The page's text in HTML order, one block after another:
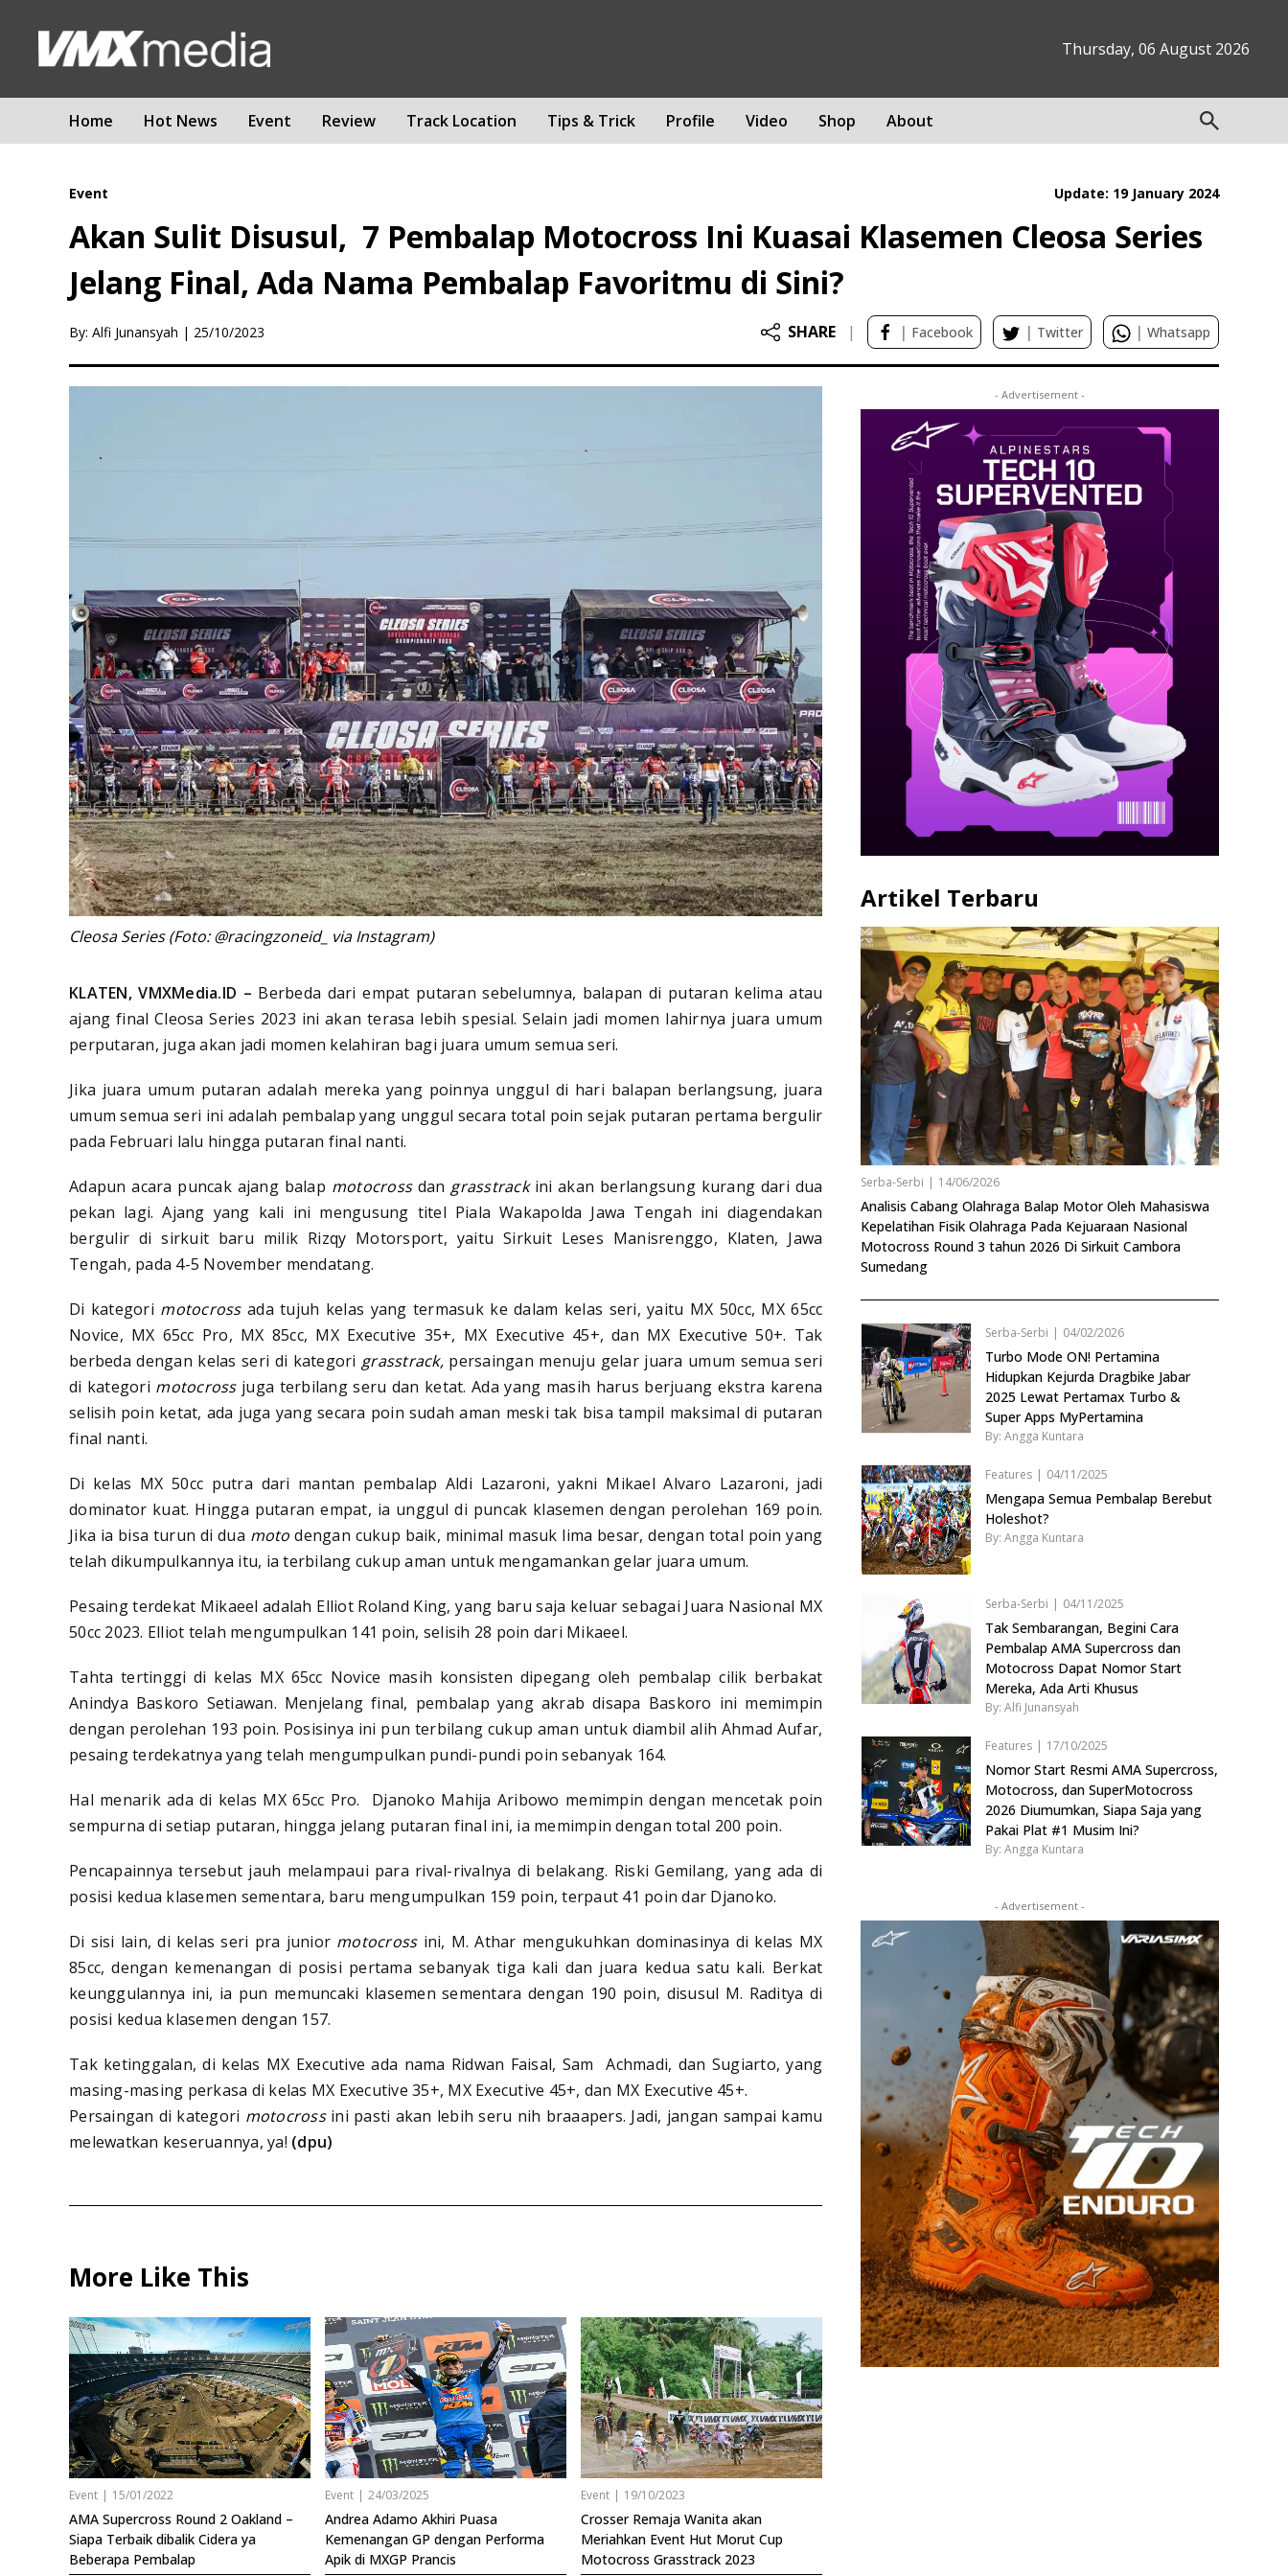
Thursday, 06 August 2026
Home Hot News Event Review Track Location Tips & Trick Profile Video Shop About
Event Update: 19 January 2024
Akan Sulit Disusul, 7 Pembalap Motocross Ini Kuasai Klasemen Cleosa Series
Jelang Final, Ada Nama Pembalap Favoritmu di Sini?
By: Alfi Junansyah | 25/10/2023 SHARE | | Facebook | Twitter | Whatsapp
Cleosa Series (Foto: @racingzoneid_ via Instagram)
KLATEN, VMXMedia.ID – Berbeda dari empat putaran sebelumnya, balapan di putaran kelima atau
ajang final Cleosa Series 2023 ini akan terasa lebih spesial. Selain jadi momen lahirnya juara umum
perputaran, juga akan jadi momen kelahiran bagi juara umum semua seri.
Jika juara umum putaran adalah mereka yang poinnya unggul di hari balapan berlangsung, juara
umum semua seri ini adalah pembalap yang unggul secara total poin sejak putaran pertama bergulir
pada Februari lalu hingga putaran final nanti.
Adapun acara puncak ajang balap motocrossdan grasstrackini akan berlangsung kurang dari dua
pekan lagi. Ajang yang kali ini mengusung titel Piala Wakapolda Jawa Tengah ini diagendakan
bergulir di sirkuit baru milik Rizqy Motorsport, yaitu Sirkuit Leses Manisrenggo, Klaten, Jawa
Tengah, pada 4-5 November mendatang.
Di kategori motocrossada tujuh kelas yang termasuk ke dalam kelas seri, yaitu MX 50cc, MX 65cc
Novice, MX 65cc Pro, MX 85cc, MX Executive 35+, MX Executive 45+, dan MX Executive 50+. Tak
berbeda dengan kelas seri di kategori grasstrack,persaingan menuju gelar juara umum semua seri
di kategori motocrossjuga terbilang seru dan ketat. Ada yang masih harus berjuang ekstra karena
selisih poin ketat, ada juga yang secara poin sudah aman meski tak bisa tampil maksimal di putaran
final nanti.
Di kelas MX 50cc putra dari mantan pembalap Aldi Lazaroni, yakni Mikael Alvaro Lazaroni, jadi
dominator kuat. Hingga putaran empat, ia unggul di puncak klasemen dengan perolehan 169 poin.
Jika ia bisa turun di dua moto dengan cukup baik, minimal masuk lima besar, dengan total poin yang
telah dikumpulkannya itu, ia terbilang cukup aman untuk mengamankan gelar juara umum.
Pesaing terdekat Mikaeel adalah Elliot Roland King, yang baru saja keluar sebagai Juara Nasional MX
50cc 2023. Elliot telah mengumpulkan 141 poin, selisih 28 poin dari Mikaeel.
Tahta tertinggi di kelas MX 65cc Novice masih konsisten dipegang oleh pembalap cilik berbakat
Anindya Baskoro Setiawan. Menjelang final, pembalap yang akrab disapa Baskoro ini memimpin
dengan perolehan 193 poin. Posisinya ini pun terbilang cukup aman untuk diambil alih Ahmad Aufar,
pesaing terdekatnya yang telah mengumpulkan pundi-pundi poin sebanyak 164.
Hal menarik ada di kelas MX 65cc Pro. Djanoko Mahija Aribowo memimpin dengan mencetak poin
sempurna di setiap putaran, hingga jelang putaran final ini, ia memimpin dengan total 200 poin.
Pencapainnya tersebut jauh melampaui para rival-rivalnya di belakang. Riski Gemilang, yang ada di
posisi kedua klasemen sementara, baru mengumpulkan 159 poin, terpaut 41 poin dar Djanoko.
Di sisi lain, di kelas seri pra junior motocrossini, M. Athar mengukuhkan dominasinya di kelas MX
85cc, dengan kemenangan di posisi pertama sebanyak tiga kali dan juara kedua satu kali. Berkat
keunggulannya ini, ia pun memuncaki klasemen sementara dengan 190 poin, disusul M. Raditya di
posisi kedua klasemen dengan 157.
Tak ketinggalan, di kelas MX Executive ada nama Ridwan Faisal, Sam Achmadi, dan Sugiarto, yang
masing-masing perkasa di kelas MX Executive 35+, MX Executive 45+, dan MX Executive 45+.
Persaingan di kategori motocrossini pasti akan lebih seru nih braaapers. Jadi, jangan sampai kamu
melewatkan keseruannya, ya! (dpu)
More Like This
Event | 15/01/2022
AMA Supercross Round 2 Oakland –
Siapa Terbaik dibalik Cidera ya
Beberapa Pembalap
Event | 24/03/2025
Andrea Adamo Akhiri Puasa
Kemenangan GP dengan Performa
Apik di MXGP Prancis
Event | 19/10/2023
Crosser Remaja Wanita akan
Meriahkan Event Hut Morut Cup
Motocross Grasstrack 2023
- Advertisement -
Artikel Terbaru
Serba-Serbi | 14/06/2026
Analisis Cabang Olahraga Balap Motor Oleh Mahasiswa
Kepelatihan Fisik Olahraga Pada Kejuaraan Nasional
Motocross Round 3 tahun 2026 Di Sirkuit Cambora
Sumedang
Serba-Serbi | 04/02/2026
Turbo Mode ON! Pertamina
Hidupkan Kejurda Dragbike Jabar
2025 Lewat Pertamax Turbo &
Super Apps MyPertamina
By: Angga Kuntara
Features | 04/11/2025
Mengapa Semua Pembalap Berebut
Holeshot?
By: Angga Kuntara
Serba-Serbi | 04/11/2025
Tak Sembarangan, Begini Cara
Pembalap AMA Supercross dan
Motocross Dapat Nomor Start
Mereka, Ada Arti Khusus
By: Alfi Junansyah
Features | 17/10/2025
Nomor Start Resmi AMA Supercross,
Motocross, dan SuperMotocross
2026 Diumumkan, Siapa Saja yang
Pakai Plat #1 Musim Ini?
By: Angga Kuntara
- Advertisement -